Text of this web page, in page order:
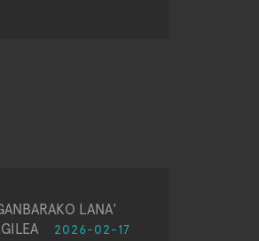
LANA'
2026-02-17